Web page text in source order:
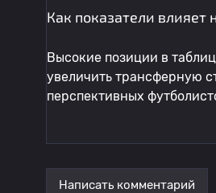
Как показатели влияет
Высокие позиции в
увеличить трансферную
перспективных
Написать комментарий